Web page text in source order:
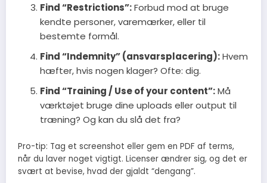
Find “Restrictions”:Forbud mod at bruge
kendte personer, varemærker, eller til
bestemte formål.
Find “Indemnity” (ansvarsplacering):Hvem
hæfter, hvis nogen klager? Ofte: dig.
Find “Training / Use of your content”:Må
værktøjet bruge dine uploads eller output til
træning? Og kan du slå det fra?
Pro-tip: Tag et screenshot eller gem en PDF af terms,
når du laver noget vigtigt. Licenser ændrer sig, og det er
svært at bevise, hvad der gjaldt “dengang”.